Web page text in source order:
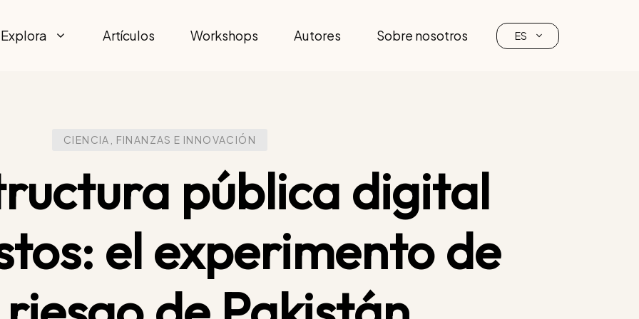
Explora Artículos Workshops Autores Sobre nosotros ES
CIENCIA, FINANZAS E INNOVACIÓN
pública digital
el experimento de